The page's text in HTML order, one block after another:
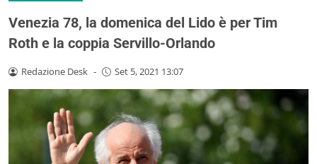
Venezia 78, la domenica del Lido è per Tim
Roth e la coppia Servillo-Orlando
Redazione Desk - Set 5, 2021 13:07